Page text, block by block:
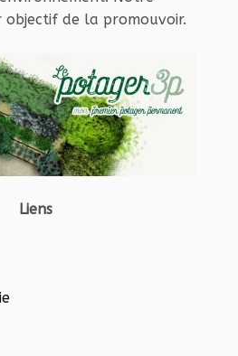
objectif de la promouvoir.
Liens